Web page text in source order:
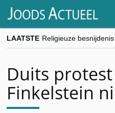
LAATSTE
Duits
Finkelstein